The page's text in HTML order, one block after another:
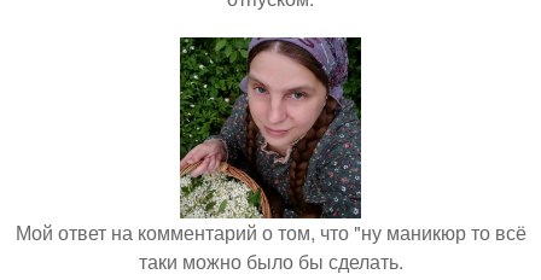
Мой ответ на комментарий о том, что "ну маникюр то всё
таки можно было бы сделать.